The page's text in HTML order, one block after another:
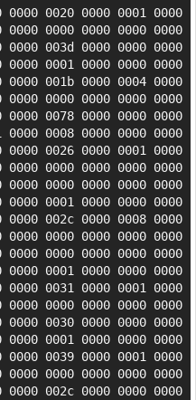
0000 0020 0000 0001 0000
0000 0000 0000 0000 0000
0000 003d 0000 0000 0000
0000 0001 0000 0000 0000
0000 001b 0000 0004 0000
0000 0000 0000 0000 0000
0000 0078 0000 0000 0000
0000 0008 0000 0000 0000
0000 0026 0000 0001 0000
0000 0000 0000 0000 0000
0000 0000 0000 0000 0000
0000 0001 0000 0000 0000
0000 002c 0000 0008 0000
0000 0000 0000 0000 0000
0000 0000 0000 0000 0000
0000 0001 0000 0000 0000
0000 0031 0000 0001 0000
0000 0000 0000 0000 0000
0000 0030 0000 0000 0000
0000 0001 0000 0000 0000
0000 0039 0000 0001 0000
0000 0000 0000 0000 0000
0000 002c 0000 0000 0000